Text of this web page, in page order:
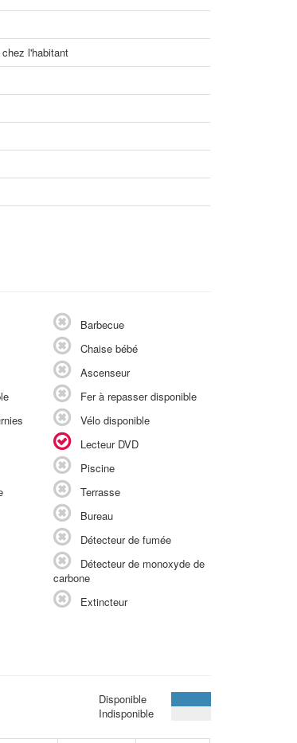
l'habitant
Barbecue
Chaise bébé
Ascenseur
Fer à repasser disponible
Vélo disponible
Lecteur DVD
Piscine
Terrasse
Bureau
Détecteur de fumée
Détecteur de monoxyde de
carbone
Extincteur
Disponible
Indisponible